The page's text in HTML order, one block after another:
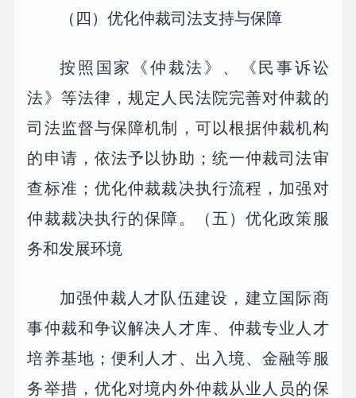
（四）优化仲裁司法支持与保障
按照国家《仲裁法》、《民事诉讼
法》等法律，规定人民法院完善对仲裁的
司法监督与保障机制，可以根据仲裁机构
的申请，依法予以协助；统一仲裁司法审
查标准；优化仲裁裁决执行流程，加强对
仲裁裁决执行的保障。（五）优化政策服
务和发展环境
加强仲裁人才队伍建设，建立国际商
事仲裁和争议解决人才库、仲裁专业人才
培养基地；便利人才、出入境、金融等服
务举措，优化对境内外仲裁从业人员的保